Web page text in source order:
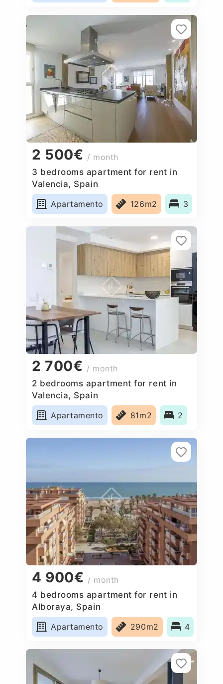
2 500€ / month
3 bedrooms apartment for rent in
Valencia, Spain
Apartamento
126m2 3
2 700€ / month
2 bedrooms apartment for rent in
Valencia, Spain
Apartamento
81m2 2
4 900€ / month
4 bedrooms apartment for rent in
Alboraya, Spain
Apartamento
290m2 4